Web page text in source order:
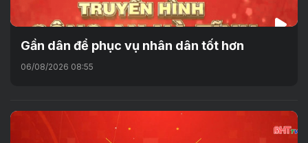
Gần dân để phục vụ nhân dân tốt hơn
06/08/2026 08:55